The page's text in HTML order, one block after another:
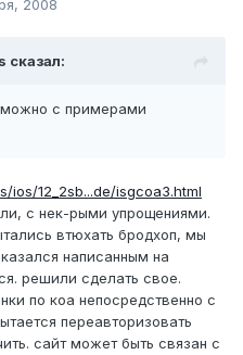
2008
сказал:
можно с примерами
12_2sb...de/isgcoa3.html
с нек-рыми упрощениями.
втюхать бродхоп, мы
написанным на
решили сделать свое.
по коа непосредственно с
переавторизовать
сайт может быть связан с